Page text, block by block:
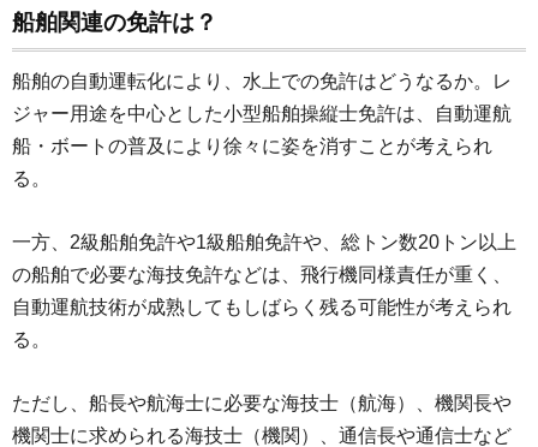
船舶関連の免許は？
船舶の自動運転化により、水上での免許はどうなるか。レ
ジャー用途を中心とした小型船舶操縦士免許は、自動運航
船・ボートの普及により徐々に姿を消すことが考えられ
る。
一方、2級船舶免許や1級船舶免許や、総トン数20トン以上
の船舶で必要な海技免許などは、飛行機同様責任が重く、
自動運航技術が成熟してもしばらく残る可能性が考えられ
る。
ただし、船長や航海士に必要な海技士（航海）、機関長や
機関士に求められる海技士（機関）、通信長や通信士など